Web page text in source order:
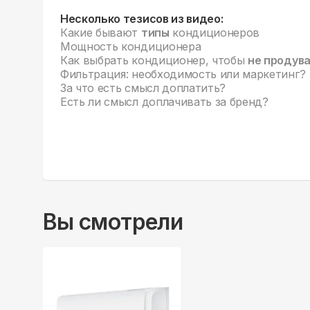
Несколько тезисов из видео:
Какие бывают типы кондиционеров
Мощность кондиционера
Как выбрать кондиционер, чтобы не
Фильтрация: необходимость или маркетинг?
За что есть смысл доплатить?
Есть ли смысл доплачивать за бренд?
Вы смотрели